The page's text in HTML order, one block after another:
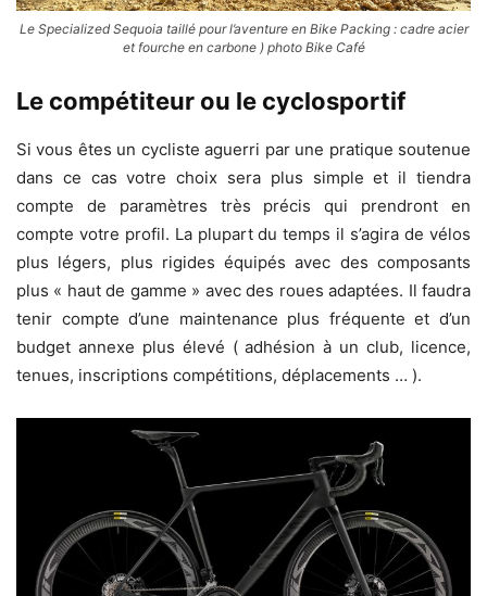
Le Specialized Sequoia taillé pour l’aventure en Bike Packing : cadre acier
et fourche en carbone ) photo Bike Café
Le compétiteur ou le cyclosportif
Si vous êtes un cycliste aguerri par une pratique soutenue
dans ce cas votre choix sera plus simple et il tiendra
compte de paramètres très précis qui prendront en
compte votre profil. La plupart du temps il s’agira de vélos
plus légers, plus rigides équipés avec des composants
plus « haut de gamme » avec des roues adaptées. Il faudra
tenir compte d’une maintenance plus fréquente et d’un
budget annexe plus élevé ( adhésion à un club, licence,
tenues, inscriptions compétitions, déplacements … ).